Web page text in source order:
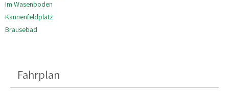
Im Wasenboden
Kannenfeldplatz
Brausebad
Fahrplan